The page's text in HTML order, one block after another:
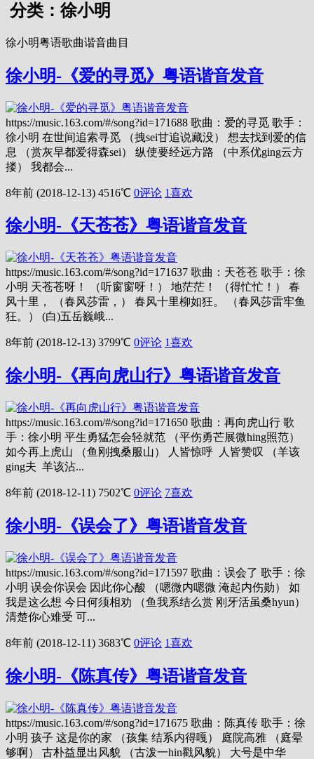
分类：徐小明
徐小明粤语歌曲谐音曲目
徐小明-《爱的寻觅》粤语谐音发音
https://music.163.com/#/song?id=171688 歌曲：爱的寻觅 歌手：
徐小明 在世间追索寻觅 （拽sei甘追说藏没） 想去找到爱的信
息 （赏灰早都爱得森sei） 纵使要经远方路 （中系优ging云方
搂） 我都会...
8年前 (2018-12-13) 4516℃ 0评论 1喜欢
徐小明-《天苍苍》粤语谐音发音
https://music.163.com/#/song?id=171637 歌曲：天苍苍 歌手：徐
小明 天苍苍呀！ （听窗窗呀！） 地茫茫！ （得忙忙！） 春
风十里， （春风莎雷，） 春风十里柳如狂。 （春风莎雷牢鱼
狂。） (白)五岳巍峨...
8年前 (2018-12-13) 3799℃ 0评论 1喜欢
徐小明-《再向虎山行》粤语谐音发音
https://music.163.com/#/song?id=171650 歌曲：再向虎山行 歌
手：徐小明 平生勇猛怎会轻就范 （平伤勇芒展微hing照范）
如今再上虎山 （鱼刚拽桑服山） 人皆惊呼 人皆赞叹 （羊该
ging夫 羊该沾...
8年前 (2018-12-11) 7502℃ 0评论 7喜欢
徐小明-《误会了》粤语谐音发音
https://music.163.com/#/song?id=171597 歌曲：误会了 歌手：徐
小明 误会你误会 因此你心酸 （嗯微内嗯微 淹起内伤勋） 如
我是这么想 今日何须相劝 （鱼我系结么赏 刚牙活虽桑hyun）
清楚你心难受 可...
8年前 (2018-12-11) 3683℃ 0评论 1喜欢
徐小明-《陈真传》粤语谐音发音
https://music.163.com/#/song?id=171675 歌曲：陈真传 歌手：徐
小明 孩子 这是你的家 （孩集 结系内得嘎） 庭院高雅 （庭晕
够啊） 古朴益显出风貌 （古泼一hin戳风貌） 大号是中华